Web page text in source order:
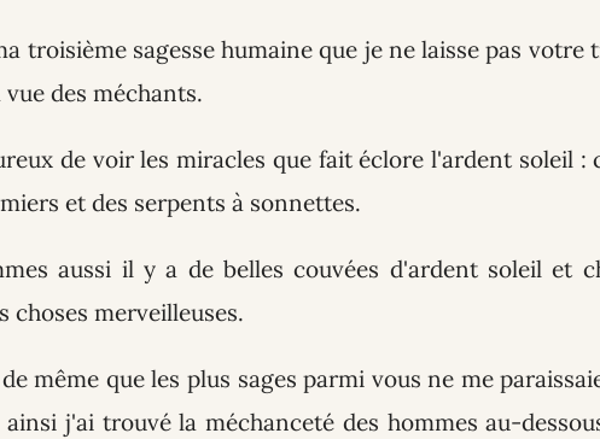
troisième sagesse humaine que je ne laisse pas votre
des méchants.
de voir les miracles que fait éclore l'ardent soleil :
et des serpents à sonnettes.
aussi il y a de belles couvées d'ardent soleil et
choses merveilleuses.
même que les plus sages parmi vous ne me
j'ai trouvé la méchanceté des hommes au-